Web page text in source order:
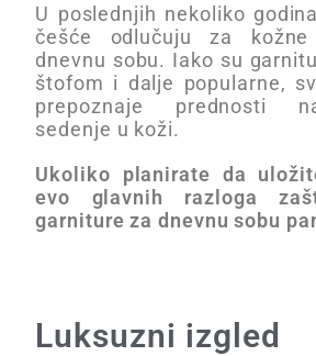
U poslednjih nekoliko
češće odlučuju za
dnevnu sobu. Iako su
štofom i dalje popularne,
prepoznaje prednosti
sedenje u koži.
Ukoliko planirate da
evo glavnih razloga
garniture za dnevnu sobu
Luksuzni izgled